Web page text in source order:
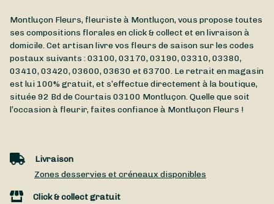
Montluçon Fleurs, fleuriste à Montluçon, vous propose toutes
ses compositions florales en click & collect et en livraison à
domicile. Cet artisan livre vos fleurs de saison sur les codes
postaux suivants : 03100, 03170, 03190, 03310, 03380,
03410, 03420, 03600, 03630 et 63700. Le retrait en magasin
est lui 100% gratuit, et s’effectue directement à la boutique,
située92 Bd de Courtais 03100 Montluçon. Quelle que soit
l’occasion à fleurir, faites confiance à Montluçon Fleurs !
Livraison
Zones desservies et créneaux disponibles
Click & collect gratuit